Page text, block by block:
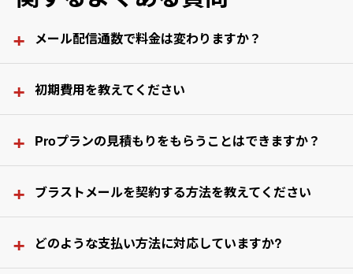
+ メール配信通数で料金は変わりますか？
何通でもメールを配信できます。
+ 初期費用を教えてください
ページで初期費用の金額 の確認をお願いいたします。
※ 初期費用は、初回時のみで契約更新時には発生いたしませ
ん。
+ Proプランの見積もりをもらうことはできますか？
たします。
Proプラン見積もり依頼フォームから必要な情報をご入力くだ
+ ブラストメールを契約する方法を教えてください
さい
+ どのような支払い方法に対応していますか?